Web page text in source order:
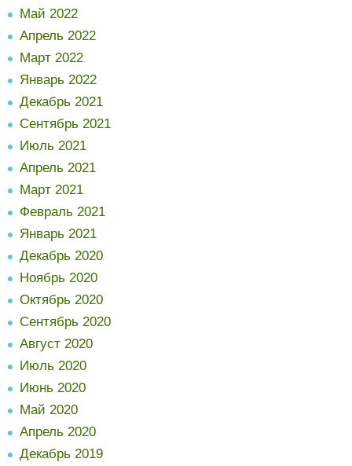
Май 2022
Апрель 2022
Март 2022
Январь 2022
Декабрь 2021
Сентябрь 2021
Июль 2021
Апрель 2021
Март 2021
Февраль 2021
Январь 2021
Декабрь 2020
Ноябрь 2020
Октябрь 2020
Сентябрь 2020
Август 2020
Июль 2020
Июнь 2020
Май 2020
Апрель 2020
Декабрь 2019